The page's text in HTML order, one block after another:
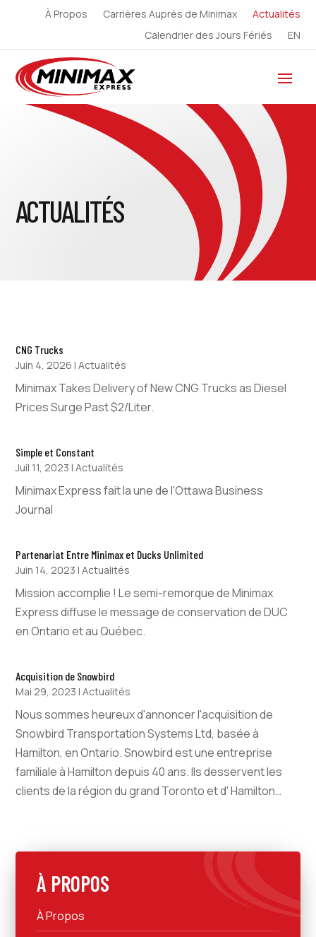
À Propos Carrières Auprès de Minimax
Actualités
Calendrier des Jours Fériés
EN
ACTUALITÉS
CNG Trucks
Juin 4, 2026 |Actualités
Minimax Takes Delivery of New CNG Trucks as Diesel
Prices Surge Past $2/Liter.
Simple et Constant
Juil 11, 2023 |Actualités
Minimax Express fait la une de l'Ottawa Business
Journal
Partenariat Entre Minimax et Ducks Unlimited
Juin 14, 2023 |Actualités
Mission accomplie ! Le semi-remorque de Minimax
Express diffuse le message de conservation de DUC
en Ontario et au Québec.
Acquisition de Snowbird
Mai 29, 2023 |Actualités
Nous sommes heureux d'annoncer l'acquisition de
Snowbird Transportation Systems Ltd, basée à
Hamilton, en Ontario. Snowbird est une entreprise
familiale à Hamilton depuis 40 ans. Ils desservent les
clients de la région du grand Toronto et d' Hamilton…
À PROPOS
À Propos